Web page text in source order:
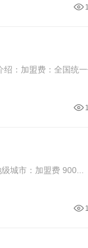
绍：加盟费：全国统
城市：加盟费 900...